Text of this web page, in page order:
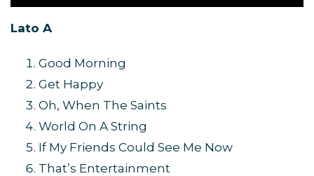
Lato A
Good Morning
Get Happy
Oh, When The Saints
World On A String
If My Friends Could See Me Now
That’s Entertainment